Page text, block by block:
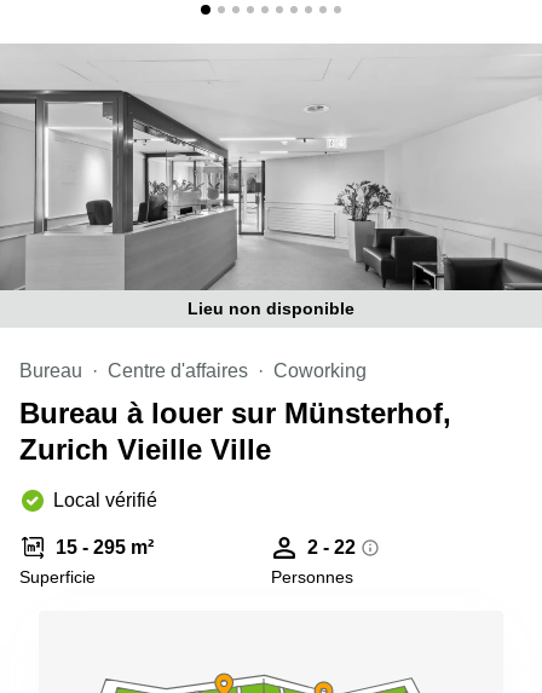
Coworking
Neuchâtel
Coworking
Bienne
Coworking
Salle
réunion
Zurich
de
réunion
Genève
Salle de
Corraterie
5 Genève
Place
Genève
Lausanne
Genève
Avenue
Casaï
18
Genève
Quai
13
Genève
Lieu non disponible
Bureau Centre d'affaires Coworking
Bureau à louer sur Münsterhof,
Zurich Vieille Ville
Local vérifié
15 - 295 m²
Superficie
2 - 22
Personnes